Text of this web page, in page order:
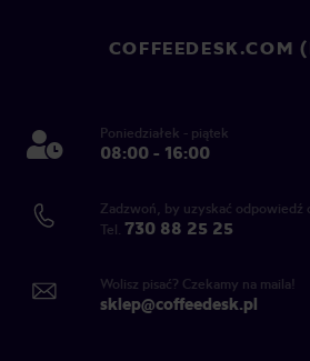
COFFEEDESK.COM
Poniedziałek - piątek
08:00 - 16:00
Zadzwoń, by uzyskać odpowiedź
Tel. 730 88 25 25
Wolisz pisać? Czekamy na maila!
sklep@coffeedesk.pl